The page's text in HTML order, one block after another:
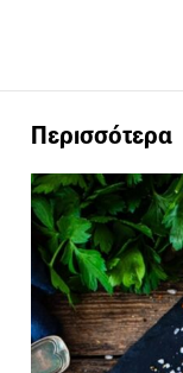
Περισσότερα